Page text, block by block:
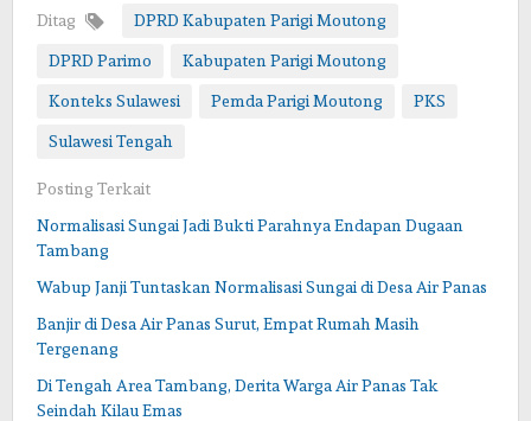
Ditag DPRD Kabupaten Parigi Moutong
DPRD Parimo Kabupaten Parigi Moutong
Konteks Sulawesi Pemda Parigi Moutong PKS
Sulawesi Tengah
Posting Terkait
Normalisasi Sungai Jadi Bukti Parahnya Endapan Dugaan
Tambang
Wabup Janji Tuntaskan Normalisasi Sungai di Desa Air Panas
Banjir di Desa Air Panas Surut, Empat Rumah Masih
Tergenang
Di Tengah Area Tambang, Derita Warga Air Panas Tak
Seindah Kilau Emas